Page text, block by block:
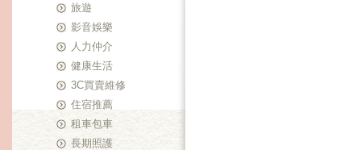
旅遊
影音娛樂
人力仲介
健康生活
3C買賣維修
住宿推薦
租車包車
長期照護